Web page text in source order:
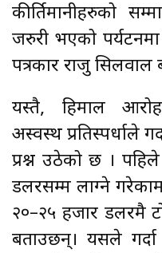
कीर्तिमानीहरुको
जरुरी भएको
पत्रकार राजु सिलवाल
यस्तै, हिमाल
अस्वस्थ प्रतिस्पर्धाले
प्रश्न उठेको छ ।
डलरसम्म लाग्ने
२०–२५ हजार डलरमै
बताउछन्। यसले